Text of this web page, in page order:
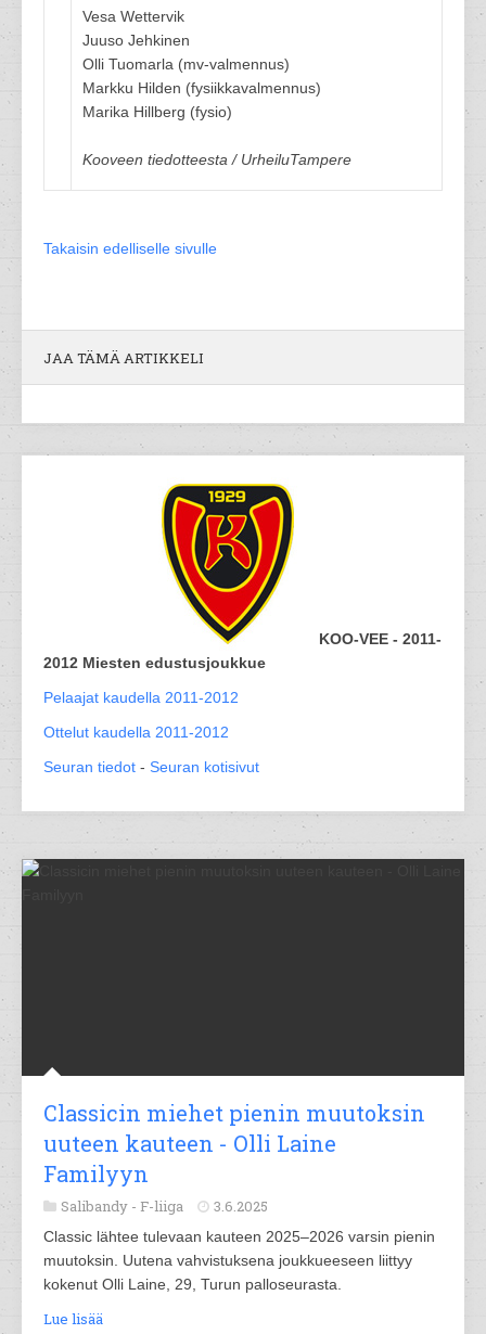
Vesa Wettervik
Juuso Jehkinen
Olli Tuomarla (mv-valmennus)
Markku Hilden (fysiikkavalmennus)
Marika Hillberg (fysio)
Kooveen tiedotteesta / UrheiluTampere
Takaisin edelliselle sivulle
JAA TÄMÄ ARTIKKELI
KOO-VEE - 2011-
2012 Miesten edustusjoukkue
Pelaajat kaudella 2011-2012
Ottelut kaudella 2011-2012
Seuran tiedot - Seuran kotisivut
Classicin miehet pienin muutoksin
uuteen kauteen - Olli Laine
Familyyn
Salibandy - F-liiga 3.6.2025
Classic lähtee tulevaan kauteen 2025–2026 varsin pienin
muutoksin. Uutena vahvistuksena joukkueeseen liittyy
kokenut Olli Laine, 29, Turun palloseurasta.
Lue lisää